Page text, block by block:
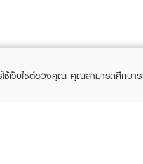
ช้เว็บไซต์ของคุณ คุณสามารถศึกษาร